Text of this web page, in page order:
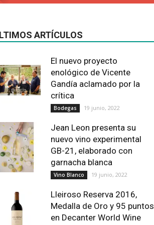
ARTÍCULOS
El nuevo proyecto
enológico de Vicente
Gandía aclamado por la
crítica
Bodegas 19 junio, 2022
Jean Leon presenta su
nuevo vino experimental
GB-21, elaborado con
garnacha blanca
Vino Blanco 19 junio, 2022
Lleiroso Reserva 2016,
Medalla de Oro y 95 puntos
en Decanter World Wine